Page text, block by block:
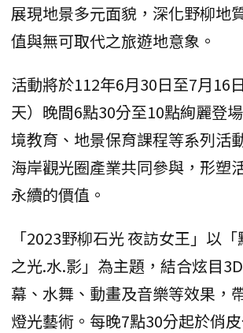
展現地景多元面貌，深化野柳地
值與無可取代之旅遊地意象。
活動將於112年6月30日至7月16
天）晚間6點30分至10點絢麗登
境教育、地景保育課程等系列活
海岸觀光圈產業共同參與，形塑
永續的價值。
「2023野柳石光 夜訪女王」以
之光.水.影」為主題，結合炫目
幕、水舞、動畫及音樂等效果，
燈光藝術。每晚7點30分起於俏